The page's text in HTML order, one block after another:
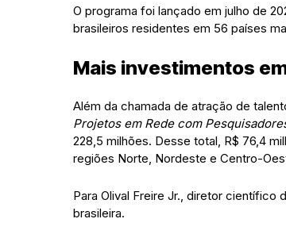
O programa foi lançado em julho de
brasileiros residentes em 56 países
Mais investimentos
Além da chamada de atração de
Projetos em Rede com
228,5 milhões. Desse total, R$ 76,4
regiões Norte, Nordeste e Centro-
Para Olival Freire Jr., diretor
brasileira.